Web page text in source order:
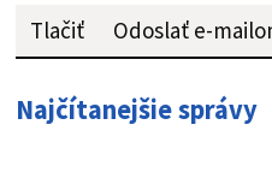
Tlačiť Odoslať e-
Najčítanejšie správy